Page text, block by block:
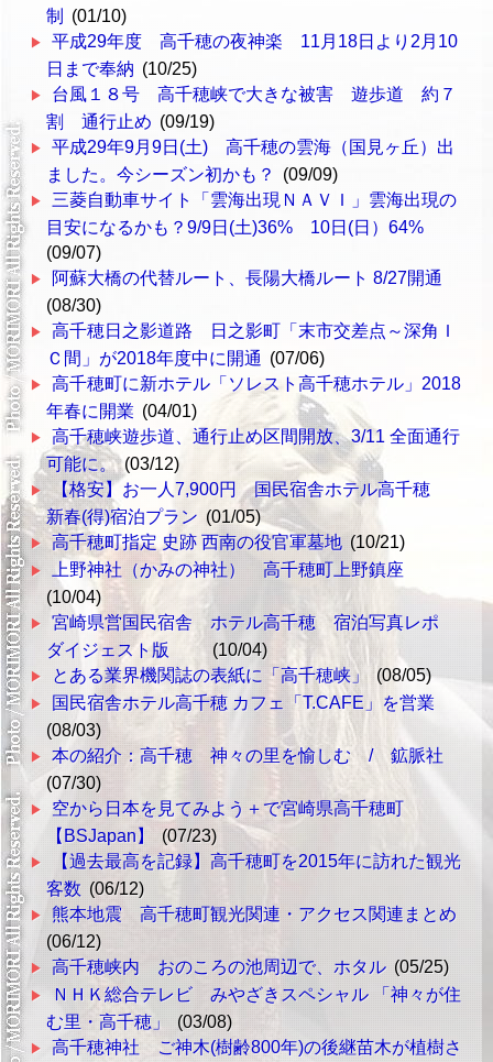
制
(01/10)
平成29年度 高千穂の夜神楽 11月18日より2月10
日まで奉納 (10/25)
台風１８号 高千穂峡で大きな被害 遊歩道 約７
割 通行止め (09/19)
平成29年9月9日(土) 高千穂の雲海（国見ヶ丘）出
ました。今シーズン初かも？
(09/09)
三菱自動車サイト「雲海出現ＮＡＶＩ」雲海出現の
目安になるかも？9/9日(土)36% 10日(日）64%
(09/07)
阿蘇大橋の代替ルート、長陽大橋ルート 8/27開通
(08/30)
高千穂日之影道路 日之影町「末市交差点～深角Ｉ
Ｃ間」が2018年度中に開通 (07/06)
高千穂町に新ホテル「ソレスト高千穂ホテル」2018
年春に開業 (04/01)
高千穂峡遊歩道、通行止め区間開放、3/11 全面通行
可能に。(03/12)
【格安】お一人7,900円 国民宿舎ホテル高千穂
新春(得)宿泊プラン (01/05)
高千穂町指定 史跡 西南の役官軍墓地 (10/21)
上野神社（かみの神社） 高千穂町上野鎮座
(10/04)
宮崎県営国民宿舎 ホテル高千穂 宿泊写真レポ
ダイジェスト版 (10/04)
とある業界機関誌の表紙に「高千穂峡」 (08/05)
国民宿舎ホテル高千穂 カフェ「T.CAFE」を営業
(08/03)
本の紹介：高千穂 神々の里を愉しむ / 鉱脈社
(07/30)
空から日本を見てみよう＋で宮崎県高千穂町
【BSJapan】
(07/23)
【過去最高を記録】高千穂町を2015年に訪れた観光
客数 (06/12)
熊本地震 高千穂町観光関連・アクセス関連まとめ
(06/12)
高千穂峡内 おのころの池周辺で、ホタル (05/25)
ＮＨＫ総合テレビ みやざきスペシャル 「神々が住
む里・高千穂」
(03/08)
高千穂神社 ご神木(樹齢800年)の後継苗木が植樹さ